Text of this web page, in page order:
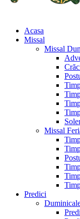
Acasa
Missal
Missal
Missal
Predici